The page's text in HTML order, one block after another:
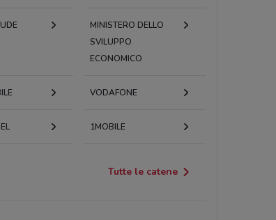
MINISTERO DELLO
SVILUPPO
ECONOMICO
VODAFONE
1MOBILE
Tutte le catene